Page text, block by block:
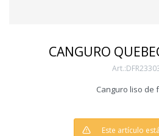
CANGURO
Canguro liso de
Este artículo